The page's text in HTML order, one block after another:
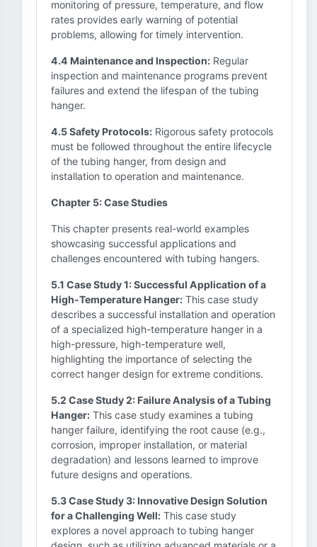
monitoring of pressure, temperature, and flow
rates provides early warning of potential
problems, allowing for timely intervention.
4.4 Maintenance and Inspection: Regular
inspection and maintenance programs prevent
failures and extend the lifespan of the tubing
hanger.
4.5 Safety Protocols: Rigorous safety protocols
must be followed throughout the entire lifecycle
of the tubing hanger, from design and
installation to operation and maintenance.
Chapter 5: Case Studies
This chapter presents real-world examples
showcasing successful applications and
challenges encountered with tubing hangers.
5.1 Case Study 1: Successful Application of a
High-Temperature Hanger: This case study
describes a successful installation and operation
of a specialized high-temperature hanger in a
high-pressure, high-temperature well,
highlighting the importance of selecting the
correct hanger design for extreme conditions.
5.2 Case Study 2: Failure Analysis of a Tubing
Hanger: This case study examines a tubing
hanger failure, identifying the root cause (e.g.,
corrosion, improper installation, or material
degradation) and lessons learned to improve
future designs and operations.
5.3 Case Study 3: Innovative Design Solution
for a Challenging Well: This case study
explores a novel approach to tubing hanger